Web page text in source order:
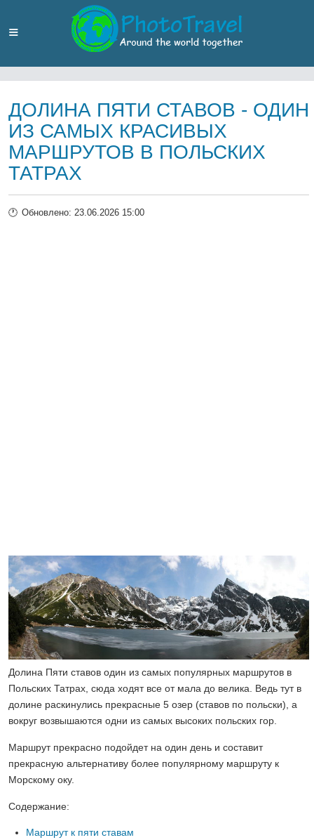
ДОЛИНА ПЯТИ СТАВОВ - ОДИН
ИЗ САМЫХ КРАСИВЫХ
МАРШРУТОВ В ПОЛЬСКИХ
ТАТРАХ
Обновлено: 23.06.2026 15:00
Долина Пяти ставов один из самых популярных маршрутов в
Польских Татрах, сюда ходят все от мала до велика. Ведь тут в
долине раскинулись прекрасные 5 озер (ставов по польски), а
вокруг возвышаются одни из самых высоких польских гор.
Маршрут прекрасно подойдет на один день и составит
прекрасную альтернативу более популярному маршруту к
Морскому оку.
Содержание:
Маршрут к пяти ставам